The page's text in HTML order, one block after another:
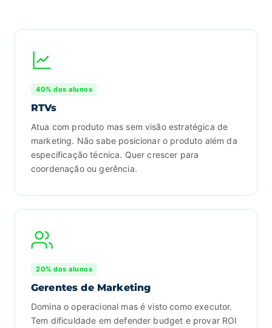
40% dos alunos
RTVs
Atua com produto mas sem visão estratégica de
marketing. Não sabe posicionar o produto além da
especificação técnica. Quer crescer para
coordenação ou gerência.
20% dos alunos
Gerentes de Marketing
Domina o operacional mas é visto como executor.
Tem dificuldade em defender budget e provar ROI